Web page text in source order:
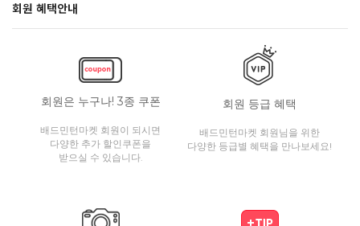
회원 혜택안내
회원은 누구나! 3종 쿠폰
배드민턴마켓 회원이 되시면
다양한 추가 할인쿠폰을
받으실 수 있습니다.
회원 등급 혜택
배드민턴마켓 회원님을 위한
다양한 등급별 혜택을 만나보세요!